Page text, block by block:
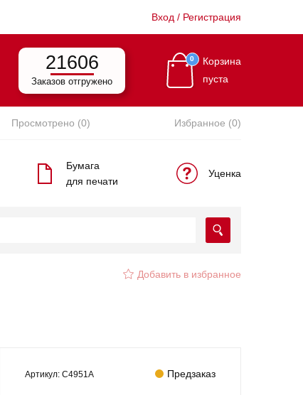
Вход / Регистрация
21606
Заказов отгружено
0
Корзина
пуста
Просмотрено (0) Избранное (0)
Бумага
для печати
Уценка
Добавить в избранное
Артикул: C4951A Предзаказ